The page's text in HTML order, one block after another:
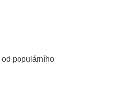
od populárního